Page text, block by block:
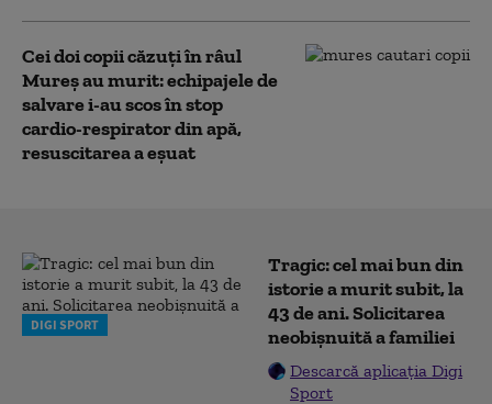
Cei doi copii căzuți în râul
Mureș au murit: echipajele de
salvare i-au scos în stop
cardio-respirator din apă,
resuscitarea a eșuat
DIGI SPORT
Tragic: cel mai bun din
istorie a murit subit, la
43 de ani. Solicitarea
neobișnuită a familiei
Descarcă aplicația Digi
Sport